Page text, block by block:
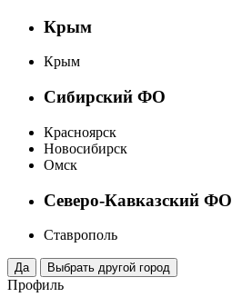
Крым
Крым
Сибирский ФО
Красноярск
Новосибирск
Омск
Северо-Кавказский ФО
Ставрополь
Профиль